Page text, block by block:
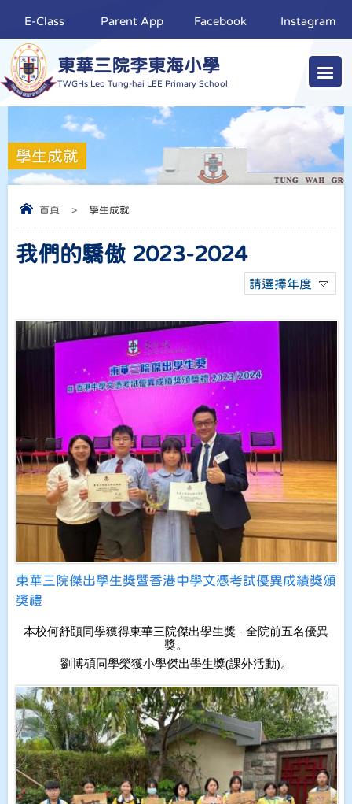
東華三院李東海小學
TWGHs Leo Tung-hai LEE Primary School
E-Class Parent App Facebook Instagram
學生成就
首頁 > 學生成就
我們的驕傲 2023-2024
請選擇年度
東華三院傑出學生獎暨香港中學文憑考試優異成績獎頒
獎禮
本校何舒頣同學獲得東華三院傑出學生獎 - 全院前五名優異
獎。
劉博碩同學榮獲小學傑出學生獎(課外活動)。